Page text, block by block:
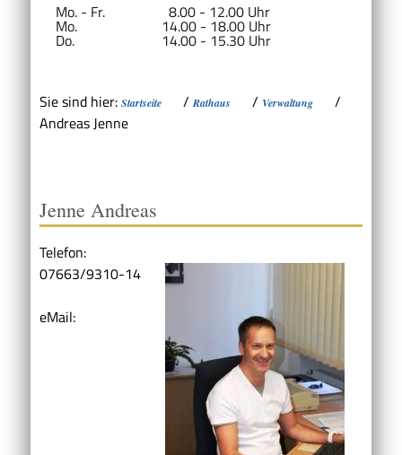
Mo. - Fr. 8.00 - 12.00 Uhr
Mo. 14.00 - 18.00 Uhr
Do. 14.00 - 15.30 Uhr
Sie sind hier: Startseite /Rathaus / Verwaltung
/
Andreas Jenne
Jenne Andreas
Telefon:
07663/9310-14
eMail: